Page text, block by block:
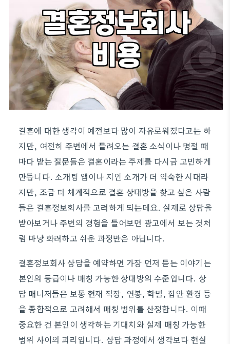
결혼에 대한 생각이 예전보다 많이 자유로워졌다고는 하
지만, 여전히 주변에서 들려오는 결혼 소식이나 명절 때
마다 받는 질문들은 결혼이라는 주제를 다시금 고민하게
만듭니다. 소개팅 앱이나 지인 소개가 더 익숙한 시대라
지만, 조금 더 체계적으로 결혼 상대방을 찾고 싶은 사람
들은 결혼정보회사를 고려하게 되는데요. 실제로 상담을
받아보거나 주변의 경험을 들어보면 광고에서 보는 것처
럼 마냥 화려하고 쉬운 과정만은 아닙니다.
결혼정보회사 상담을 예약하면 가장 먼저 듣는 이야기는
본인의 등급이나 매칭 가능한 상대방의 수준입니다. 상
담 매니저들은 보통 현재 직장, 연봉, 학벌, 집안 환경 등
을 종합적으로 고려해서 매칭 범위를 산정합니다. 이때
중요한 건 본인이 생각하는 기대치와 실제 매칭 가능한
범위 사이의 괴리입니다. 상담 과정에서 생각보다 현실